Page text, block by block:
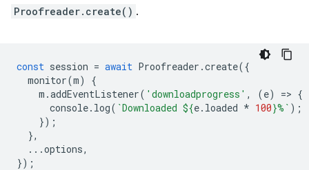
Proofreader.create() .
const session = await Proofreader .create({
monitor(m)
{
m .addEventListener( 'downloadprogress' , (e) => {
console. log( `Downloaded ${e. loaded * 100}%` );
});
},
...options,
});